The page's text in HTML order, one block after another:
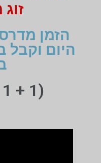
הזמן
היום
(1 + 1 + 1 חינם)